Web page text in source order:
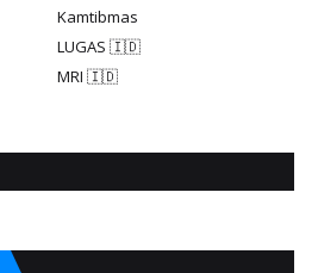
Kamtibmas
LUGAS 🇮🇩
MRI 🇮🇩